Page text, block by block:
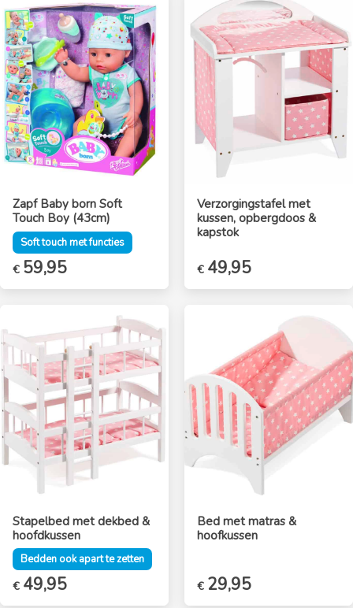
Zapf Baby born Soft
Touch Boy (43cm)
Soft touch met functies
€ 59,95
Verzorgingstafel met
kussen, opbergdoos &
kapstok
Oorspronkelijke
€ 49,95
€49,95.
Stapelbed met dekbed &
hoofdkussen
Bedden ook apart te zetten
Oorspronkelijke
€ 49,95
Bed met matras &
hoofkussen
Oorspronkelijke
€ 29,95